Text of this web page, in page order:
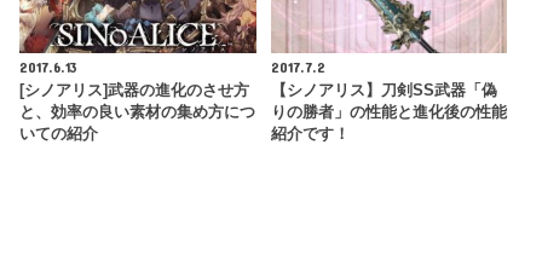
2017.6.13
[シノアリス]武器の進化のさせ方
と、効率の良い素材の集め方につ
いての紹介
2017.7.2
【シノアリス】刀剣SS武器「偽
りの勝者」の性能と進化後の性能
紹介です！